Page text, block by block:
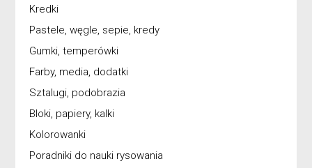
Kredki
Pastele, węgle, sepie, kredy
Gumki, temperówki
Farby, media, dodatki
Sztalugi, podobrazia
Bloki, papiery, kalki
Kolorowanki
Poradniki do nauki rysowania